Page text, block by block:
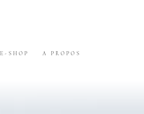
E-SHOP A PROPOS